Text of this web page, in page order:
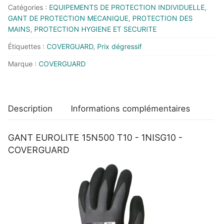
Catégories : EQUIPEMENTS DE PROTECTION INDIVIDUELLE,
GANT DE PROTECTION MECANIQUE, PROTECTION DES
MAINS, PROTECTION HYGIENE ET SECURITE
Étiquettes : COVERGUARD, Prix dégressif
Marque : COVERGUARD
Description Informations complémentaires
GANT EUROLITE 15N500 T10 - 1NISG10 -
COVERGUARD